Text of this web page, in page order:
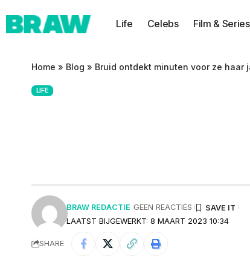
Life Celebs Film & Series
Home » Blog » Bruid ontdekt minuten voor ze haar
LIFE
LAATST BIJGEWERKT: 8 MAART 2023 10:34
BRAW REDACTIE GEEN REACTIES
SHARE